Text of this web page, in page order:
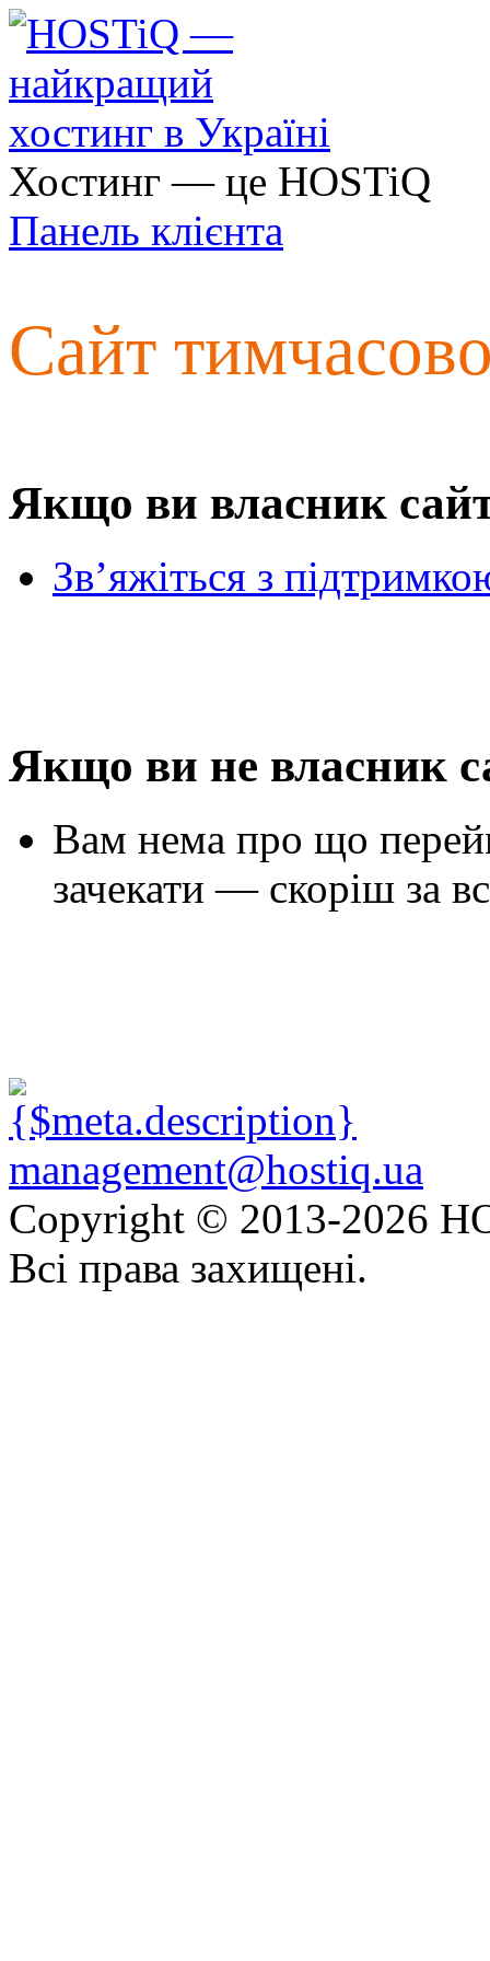
Хостинг — це HOSTiQ
Панель клієнта
Сайт
Якщо ви власник
Зв’яжіться з
Якщо ви не власник
Вам нема про що
зачекати — скоріш за
management@hostiq.ua
Copyright © 2013-2026
Всі права захищені.